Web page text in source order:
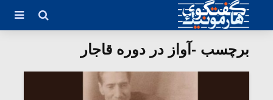
برچسب -آواز در دوره قاجار